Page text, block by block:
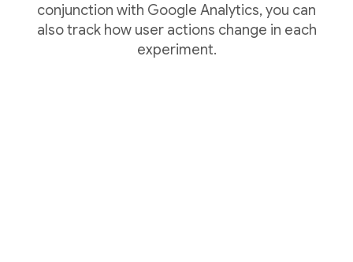
conjunction with Google Analytics, you can
also track how user actions change in each
experiment.